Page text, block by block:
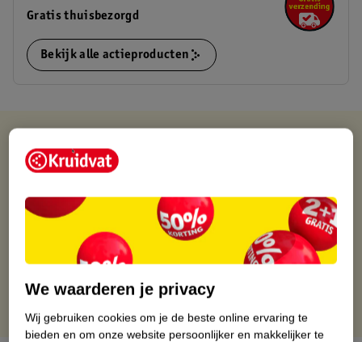
Gratis thuisbezorgd
Bekijk alle actieproducten
Kruidvat is altijd voordelig
Op werkdagen voor 22:00 uur besteld, volgende dag in huis
Gratis thuisbezorgd vanaf 50.00
Gratis retourneren binnen 30 dagen
Gratis punten met je Kruidvat kaart
We waarderen je privacy
Wij gebruiken cookies om je de beste online ervaring te
bieden en om onze website persoonlijker en makkelijker te